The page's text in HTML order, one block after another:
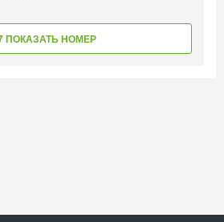
ПОКАЗАТЬ НОМЕР